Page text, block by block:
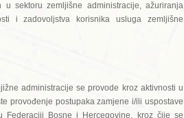
sektoru zemljišne administracije, ažuriranja
i zadovoljstva korisnika usluga zemljišne
administracije se provode kroz aktivnosti u
provođenje postupaka zamjene i/ili uspostave
Federaciji Bosne i Hercegovine, kroz čije se